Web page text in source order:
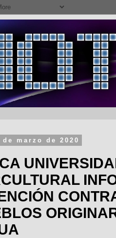
de marzo de 2020